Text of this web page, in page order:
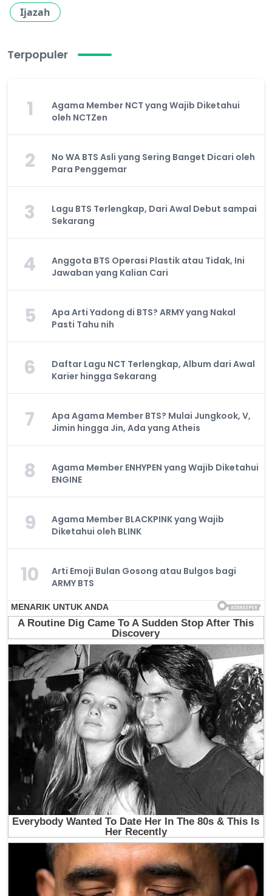
Ijazah
Terpopuler
1
Agama Member NCT yang Wajib Diketahui
oleh NCTZen
2
No WA BTS Asli yang Sering Banget Dicari oleh
Para Penggemar
3
Lagu BTS Terlengkap, Dari Awal Debut sampai
Sekarang
4
Anggota BTS Operasi Plastik atau Tidak, Ini
Jawaban yang Kalian Cari
5
Apa Arti Yadong di BTS? ARMY yang Nakal
Pasti Tahu nih
6
Daftar Lagu NCT Terlengkap, Album dari Awal
Karier hingga Sekarang
7
Apa Agama Member BTS? Mulai Jungkook, V,
Jimin hingga Jin, Ada yang Atheis
8
Agama Member ENHYPEN yang Wajib Diketahui
ENGINE
9
Agama Member BLACKPINK yang Wajib
Diketahui oleh BLINK
10
Arti Emoji Bulan Gosong atau Bulgos bagi
ARMY BTS